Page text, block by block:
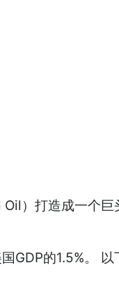
）打造成一个
的1.5%。 以